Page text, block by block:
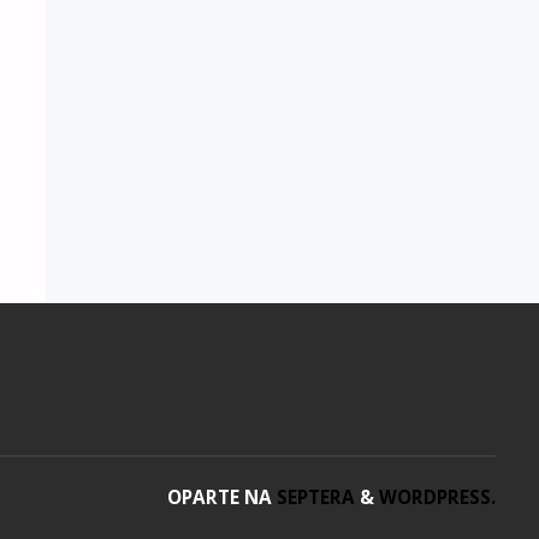
OPARTE NA SEPTERA & WORDPRESS.